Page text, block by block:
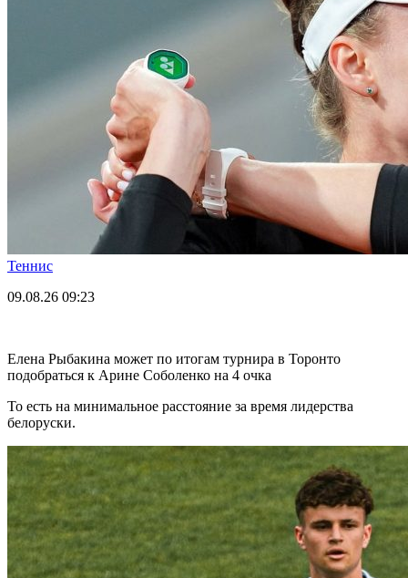
Теннис
09.08.26 09:23
Елена Рыбакина может по итогам турнира в Торонто
подобраться к Арине Соболенко на 4 очка
То есть на минимальное расстояние за время лидерства
белоруски.